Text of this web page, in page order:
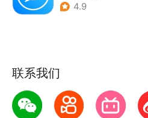
4.9
联系我们